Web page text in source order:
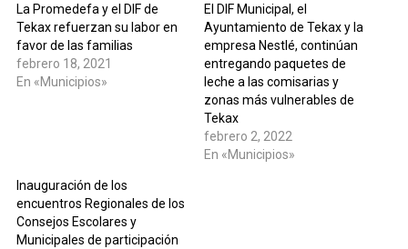
La Promedefa y el DIF de
Tekax refuerzan su labor en
favor de las familias
febrero 18, 2021
En «Municipios»
El DIF Municipal, el
Ayuntamiento de Tekax y la
empresa Nestlé, continúan
entregando paquetes de
leche a las comisarias y
zonas más vulnerables de
Tekax
febrero 2, 2022
En «Municipios»
Inauguración de los
encuentros Regionales de los
Consejos Escolares y
Municipales de participación